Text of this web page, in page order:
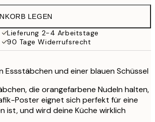
19,95 €
26,95 €
LEGEN
Lieferung 2-4 Arbeitstage
90 Tage Widerrufsrecht
Essstäbchen und einer blauen Schüssel
die orangefarbene Nudeln halten,
Poster eignet sich perfekt für eine
ist, und wird deine Küche wirklich